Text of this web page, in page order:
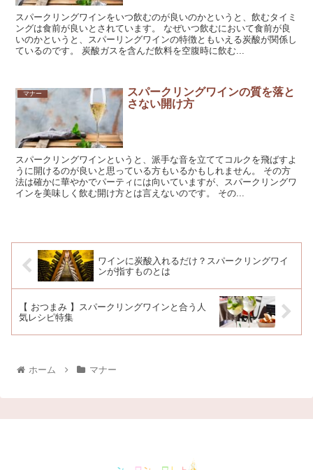
スパークリングワインをいつ飲むのが良いのかというと、飲むタイミ
ングは食前が良いとされています。 なぜいつ飲むにおいて食前が良
いのかというと、スパーリングワインの特徴ともいえる炭酸が関係し
ているのです。 炭酸ガスを含んだ飲料を空腹時に飲む...
マナー
スパークリングワインの質を落と
さない開け方
スパークリングワインというと、派手な音を立ててコルクを飛ばすよ
うに開けるのが良いと思っている方もいるかもしれません。 その方
法は確かに華やかでパーティには向いていますが、スパークリングワ
インを美味しく飲む開け方とは言えないのです。 その...
ワインに炭酸入れるだけ？スパークリングワイ
ンが指すものとは
【 おつまみ 】スパークリングワインと合う人
気レシピ特集
ホーム マナー